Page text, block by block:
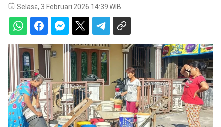
Selasa, 3 Februari 2026 14:39 WIB